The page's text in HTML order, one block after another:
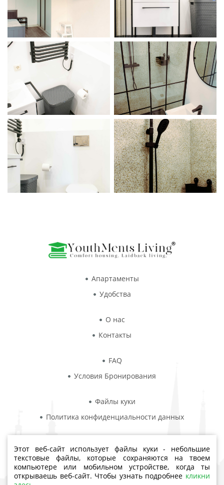
Апартаменты
Удобства
О нас
Контакты
FAQ
Условия Бронирования
Файлы куки
Политика конфиденциальности данных
Aiviekstes iela 4, Rīga, LV-1019
Этот веб-сайт использует файлы куки - небольшие
текстовые файлы, которые сохраняются на твоем
компьютере или мобильном устройстве, когда ты
открываешь веб-сайт. Чтобы узнать подробнее кликни